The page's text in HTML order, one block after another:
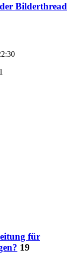
Bilderthread
für
19